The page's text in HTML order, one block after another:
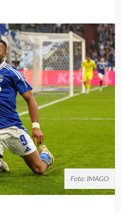
Foto: IMAGO